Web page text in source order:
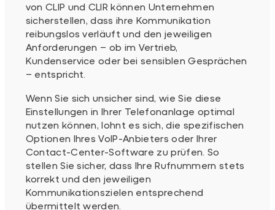
von CLIP und CLIR können Unternehmen
sicherstellen, dass ihre Kommunikation
reibungslos verläuft und den jeweiligen
Anforderungen – ob im Vertrieb,
Kundenservice oder bei sensiblen Gesprächen
– entspricht.
Wenn Sie sich unsicher sind, wie Sie diese
Einstellungen in Ihrer Telefonanlage optimal
nutzen können, lohnt es sich, die spezifischen
Optionen Ihres VoIP-Anbieters oder Ihrer
Contact-Center-Software zu prüfen. So
stellen Sie sicher, dass Ihre Rufnummern stets
korrekt und den jeweiligen
Kommunikationszielen entsprechend
übermittelt werden.